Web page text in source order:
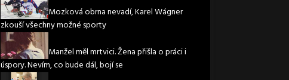
Mozková obrna nevadí, Karel Wágner
zkouší všechny možné sporty
Manžel měl mrtvici. Žena přišla o práci i
úspory. Nevím, co bude dál, bojí se